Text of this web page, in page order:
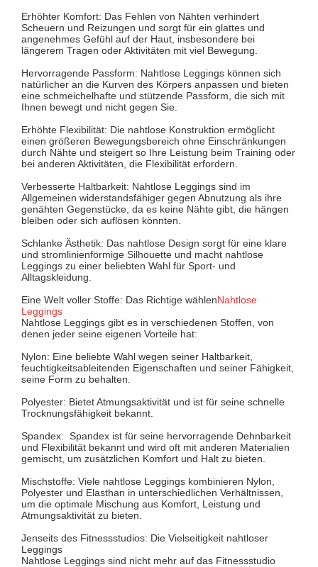
Erhöhter Komfort: Das Fehlen von Nähten verhindert
Scheuern und Reizungen und sorgt für ein glattes und
angenehmes Gefühl auf der Haut, insbesondere bei
längerem Tragen oder Aktivitäten mit viel Bewegung.
Hervorragende Passform: Nahtlose Leggings können sich
natürlicher an die Kurven des Körpers anpassen und bieten
eine schmeichelhafte und stützende Passform, die sich mit
Ihnen bewegt und nicht gegen Sie.
Erhöhte Flexibilität: Die nahtlose Konstruktion ermöglicht
einen größeren Bewegungsbereich ohne Einschränkungen
durch Nähte und steigert so Ihre Leistung beim Training oder
bei anderen Aktivitäten, die Flexibilität erfordern.
Verbesserte Haltbarkeit: Nahtlose Leggings sind im
Allgemeinen widerstandsfähiger gegen Abnutzung als ihre
genähten Gegenstücke, da es keine Nähte gibt, die hängen
bleiben oder sich auflösen könnten.
Schlanke Ästhetik: Das nahtlose Design sorgt für eine klare
und stromlinienförmige Silhouette und macht nahtlose
Leggings zu einer beliebten Wahl für Sport- und
Alltagskleidung.
Eine Welt voller Stoffe: Das Richtige wählenNahtlose
Leggings
Nahtlose Leggings gibt es in verschiedenen Stoffen, von
denen jeder seine eigenen Vorteile hat:
Nylon: Eine beliebte Wahl wegen seiner Haltbarkeit,
feuchtigkeitsableitenden Eigenschaften und seiner Fähigkeit,
seine Form zu behalten.
Polyester: Bietet Atmungsaktivität und ist für seine schnelle
Trocknungsfähigkeit bekannt.
Spandex: Spandex ist für seine hervorragende Dehnbarkeit
und Flexibilität bekannt und wird oft mit anderen Materialien
gemischt, um zusätzlichen Komfort und Halt zu bieten.
Mischstoffe: Viele nahtlose Leggings kombinieren Nylon,
Polyester und Elasthan in unterschiedlichen Verhältnissen,
um die optimale Mischung aus Komfort, Leistung und
Atmungsaktivität zu bieten.
Jenseits des Fitnessstudios: Die Vielseitigkeit nahtloser
Leggings
Nahtlose Leggings sind nicht mehr auf das Fitnessstudio